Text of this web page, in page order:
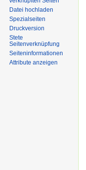
Datei hochladen
Spezialseiten
Druckversion
Stete
Seitenverknüpfung
Seiten­informationen
Attribute anzeigen